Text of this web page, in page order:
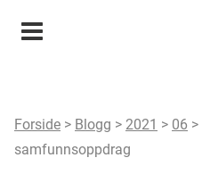
Meny
Forside > Blogg > 2021 > 06 >
samfunnsoppdrag